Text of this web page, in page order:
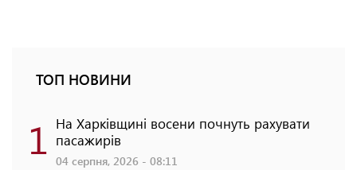
ТОП НОВИНИ
1 На Харківщині восени почнуть рахувати
пасажирів
04 серпня, 2026 - 08:11